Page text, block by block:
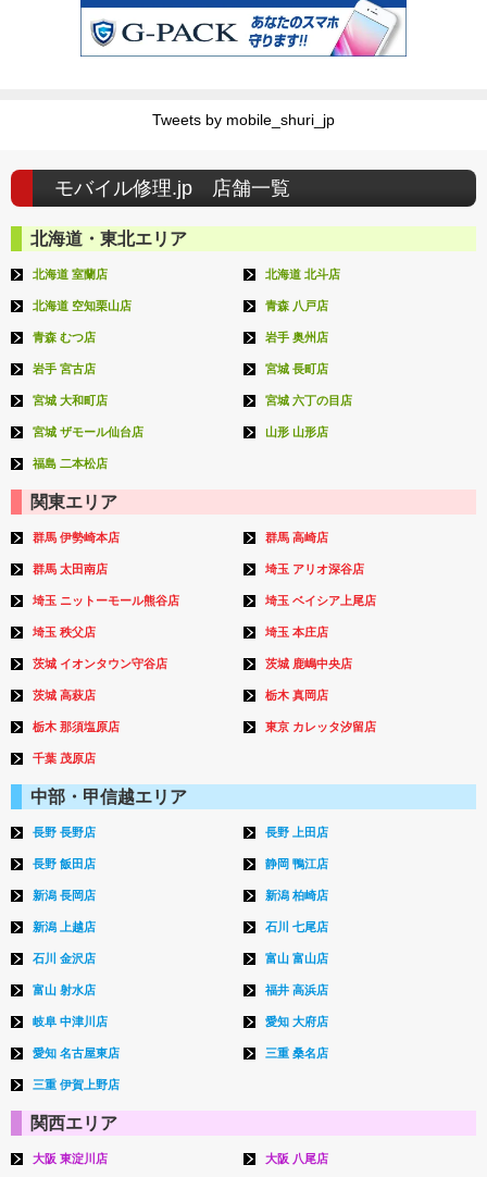
Tweets by mobile_shuri_jp
モバイル修理.jp 店舗一覧
北海道・東北エリア
北海道 室蘭店 北海道 北斗店
北海道 空知栗山店 青森 八戸店
青森 むつ店 岩手 奥州店
岩手 宮古店 宮城 長町店
宮城 大和町店 宮城 六丁の目店
宮城 ザモール仙台店 山形 山形店
福島 二本松店
関東エリア
群馬 伊勢崎本店 群馬 高崎店
群馬 太田南店 埼玉 アリオ深谷店
埼玉 ニットーモール熊谷店 埼玉 ベイシア上尾店
埼玉 秩父店 埼玉 本庄店
茨城 イオンタウン守谷店 茨城 鹿嶋中央店
茨城 高萩店 栃木 真岡店
栃木 那須塩原店 東京 カレッタ汐留店
千葉 茂原店
中部・甲信越エリア
長野 長野店 長野 上田店
長野 飯田店 静岡 鴨江店
新潟 長岡店 新潟 柏崎店
新潟 上越店 石川 七尾店
石川 金沢店 富山 富山店
富山 射水店 福井 高浜店
岐阜 中津川店 愛知 大府店
愛知 名古屋東店 三重 桑名店
三重 伊賀上野店
関西エリア
大阪 東淀川店 大阪 八尾店